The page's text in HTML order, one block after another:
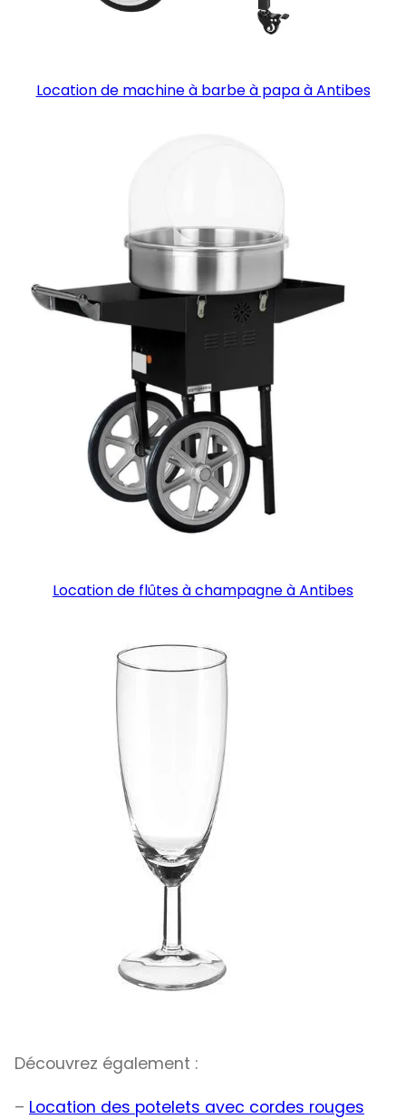
Location de machine à barbe à papa à Antibes
Location de flûtes à champagne à Antibes
Découvrez également :
– Location des potelets avec cordes rouges